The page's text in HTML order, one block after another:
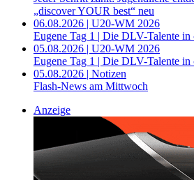
„discover YOUR best“ neu
06.08.2026 | U20-WM 2026
Eugene Tag 1 | Die DLV-Talente in
05.08.2026 | U20-WM 2026
Eugene Tag 1 | Die DLV-Talente in
05.08.2026 | Notizen
Flash-News am Mittwoch
Anzeige